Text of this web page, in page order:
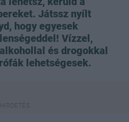
Játssz nyílt
hogy egyesek
Vízzel,
és drogokkal
lehetségesek.